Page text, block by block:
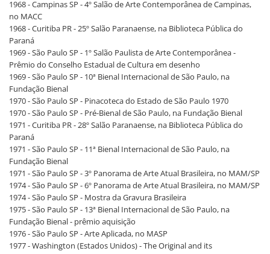
1968 - Campinas SP - 4º Salão de Arte Contemporânea de Campinas,
no MACC
1968 - Curitiba PR - 25º Salão Paranaense, na Biblioteca Pública do
Paraná
1969 - São Paulo SP - 1º Salão Paulista de Arte Contemporânea -
Prêmio do Conselho Estadual de Cultura em desenho
1969 - São Paulo SP - 10ª Bienal Internacional de São Paulo, na
Fundação Bienal
1970 - São Paulo SP - Pinacoteca do Estado de São Paulo 1970
1970 - São Paulo SP - Pré-Bienal de São Paulo, na Fundação Bienal
1971 - Curitiba PR - 28º Salão Paranaense, na Biblioteca Pública do
Paraná
1971 - São Paulo SP - 11ª Bienal Internacional de São Paulo, na
Fundação Bienal
1971 - São Paulo SP - 3º Panorama de Arte Atual Brasileira, no MAM/SP
1974 - São Paulo SP - 6º Panorama de Arte Atual Brasileira, no MAM/SP
1974 - São Paulo SP - Mostra da Gravura Brasileira
1975 - São Paulo SP - 13ª Bienal Internacional de São Paulo, na
Fundação Bienal - prêmio aquisição
1976 - São Paulo SP - Arte Aplicada, no MASP
1977 - Washington (Estados Unidos) - The Original and its